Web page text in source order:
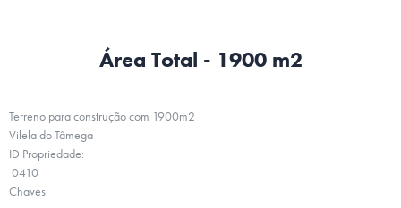
Área Total - 1900 m2
Terreno para construção com 1900m2
Vilela do Tâmega
ID Propriedade:
0410
Chaves